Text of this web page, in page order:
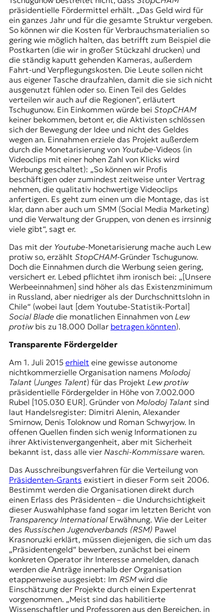
präsidentielle Fördermittel erhält. „Das Geld wird für
ein ganzes Jahr und für die gesamte Struktur vergeben.
So können wir die Kosten für Verbrauchsmaterialien so
gering wie möglich halten, das betrifft zum Beispiel die
Postkarten (die wir in großer Stückzahl drucken) und
die ständig kaputt gehenden Kameras, außerdem
Fahrt-und Verpflegungskosten. Die Leute sollen nicht
aus eigener Tasche draufzahlen, damit die sie sich nicht
ausgenutzt fühlen oder so. Einen Teil des Geldes
verteilen wir auch auf die Regionen“, erläutert
Tschugunow. Ein Einkommen würde bei StopCHAM
keiner bekommen, betont er, die Aktivisten schlössen
sich der Bewegung der Idee und nicht des Geldes
wegen an. Einnahmen erziele das Projekt außerdem
durch die Monetarisierung von Youtube-Videos (in
Videoclips mit einer hohen Zahl von Klicks wird
Werbung geschaltet): „So können wir Profis
beschäftigen oder zumindest zeitweise unter Vertrag
nehmen, die qualitativ hochwertige Videoclips
anfertigen. Es geht zum einen um die Montage, das ist
klar, dann aber auch um SMM (Social Media Marketing)
und die Verwaltung der Gruppen, von denen es irrsinnig
viele gibt“, sagt er.
Das mit der Youtube-Monetarisierung mache auch Lew
protiw so, erzählt StopCHAM-Gründer Tschugunow.
Doch die Einnahmen durch die Werbung seien gering,
versichert er. Lebed pflichtet ihm ironisch bei: „[Unsere
Werbeeinnahmen] sind höher als das Existenzminimum
in Russland, aber niedriger als der Durchschnittslohn in
Chile“ (wobei laut [dem Youtube-Statistik-Portal]
Social Bladedie monatlichen Einnahmen von Lew
protiwbis zu 18.000 Dollar betragen könnten).
Transparente Fördergelder
Am 1. Juli 2015 erhielt eine gewisse autonome
nichtkommerzielle Organisation namens Molodoj
Talant (Junges Talent) für das Projekt Lew protiw
präsidentielle Fördergelder in Höhe von 7.002.000
Rubel [105.030 EUR]. Gründer von Molodoj Talantsind
laut Handelsregister: Dimitri Alenin, Alexander
Smirnow, Denis Toloknow und Roman Schwyrjow. In
offenen Quellen finden sich wenig Informationen zu
ihrer Aktivistenvergangenheit, aber mit Sicherheit
bekannt ist, dass alle vier Naschi-Kommissarewaren.
Das Ausschreibungsverfahren für die Verteilung von
Präsidenten-Grants existiert in dieser Form seit 2006.
Bestimmt werden die Organisationen direkt durch
einen Erlass des Präsidenten – die Undurchsichtigkeit
dieser Auswahlphase fand sogar im letzten Bericht von
Transparency InternationalErwähnung. Wie der Leiter
des Russischen Jugendverbands (RSM) Pawel
Krasnoruzki erklärt, müssen diejenigen, die sich um das
„Präsidentengeld“ bewerben, zunächst bei einem
konkreten Operator ihr Interesse anmelden, danach
werden die Anträge innerhalb der Organisation
etappenweise ausgesiebt: Im RSMwird die
Einschätzung der Projekte durch einen Expertenrat
vorgenommen. „Meist sind das habilitierte
Wissenschaftler und Professoren aus den Bereichen, in